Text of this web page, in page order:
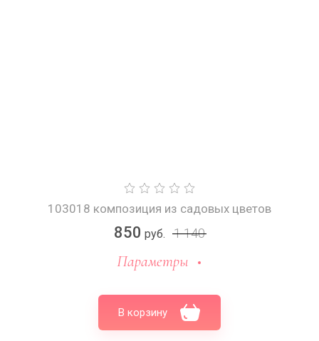
103018 композиция из садовых цветов
850 руб. 1 140
Параметры
В корзину